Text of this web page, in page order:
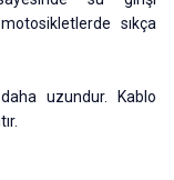
sıkça
uzundur. Kablo